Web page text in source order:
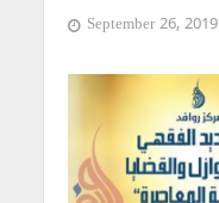
September 26, 2019